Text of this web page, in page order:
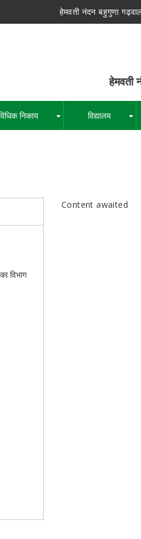
हेमवती नंदन बहुगुणा
नंदन बहुगुणा
निकाय विद्यालय
विभाग
Content awaited